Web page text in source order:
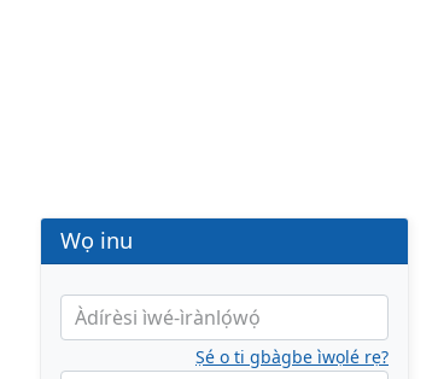
Wọ inu
Àdírèsi ìwé-ìrànlọ́wọ́
Ṣé o ti gbàgbe ìwọlé rẹ?